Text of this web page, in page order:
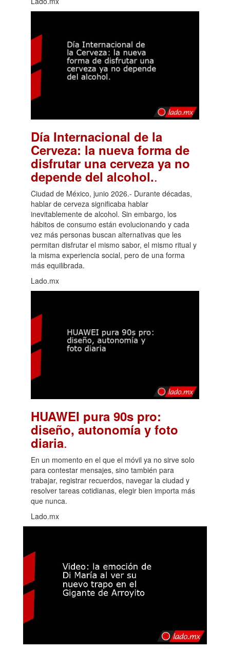
Día Internacional de la
Cerveza: la nueva forma de
disfrutar una cerveza ya no
depende del alcohol..
Ciudad de México, junio 2026.- Durante décadas,
hablar de cerveza significaba hablar
inevitablemente de alcohol. Sin embargo, los
hábitos de consumo están evolucionando y cada
vez más personas buscan alternativas que les
permitan disfrutar el mismo sabor, el mismo ritual y
la misma experiencia social, pero de una forma
más equilibrada.
Lado.mx
HUAWEI pura 90s pro:
diseño, autonomía y foto
diaria.
En un momento en el que el móvil ya no sirve solo
para contestar mensajes, sino también para
trabajar, registrar recuerdos, navegar la ciudad y
resolver tareas cotidianas, elegir bien importa más
que nunca.
Lado.mx